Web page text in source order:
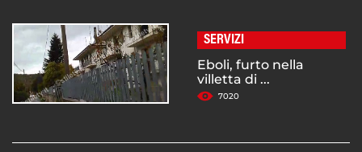
SERVIZI
Eboli, furto nella
villetta di ...
7020